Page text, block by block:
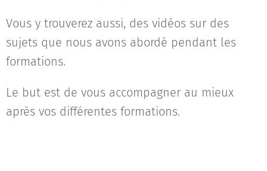
Vous y trouverez aussi, des vidéos sur des
sujets que nous avons abordé pendant les
formations.
Le but est de vous accompagner au mieux
après vos différentes formations.